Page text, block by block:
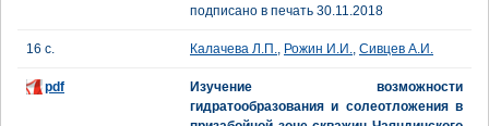
подписано в печать 30.11.2018
16 с. Калачева Л.П., Рожин И.И., Сивцев А.И.
pdf
Изучение возможности
гидратообразования и солеотложения в